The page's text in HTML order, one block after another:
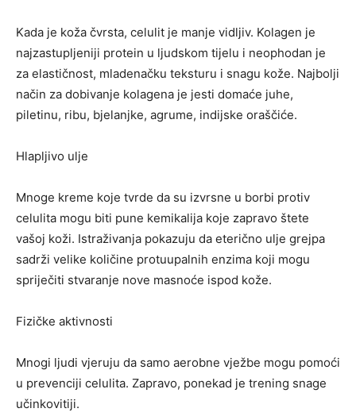
Kada je koža čvrsta, celulit je manje vidljiv. Kolagen je
najzastupljeniji protein u ljudskom tijelu i neophodan je
za elastičnost, mladenačku teksturu i snagu kože. Najbolji
način za dobivanje kolagena je jesti domaće juhe,
piletinu, ribu, bjelanjke, agrume, indijske oraščiće.
Hlapljivo ulje
Mnoge kreme koje tvrde da su izvrsne u borbi protiv
celulita mogu biti pune kemikalija koje zapravo štete
vašoj koži. Istraživanja pokazuju da eterično ulje grejpa
sadrži velike količine protuupalnih enzima koji mogu
spriječiti stvaranje nove masnoće ispod kože.
Fizičke aktivnosti
Mnogi ljudi vjeruju da samo aerobne vježbe mogu pomoći
u prevenciji celulita. Zapravo, ponekad je trening snage
učinkovitiji.